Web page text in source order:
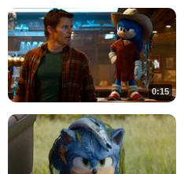
0:15